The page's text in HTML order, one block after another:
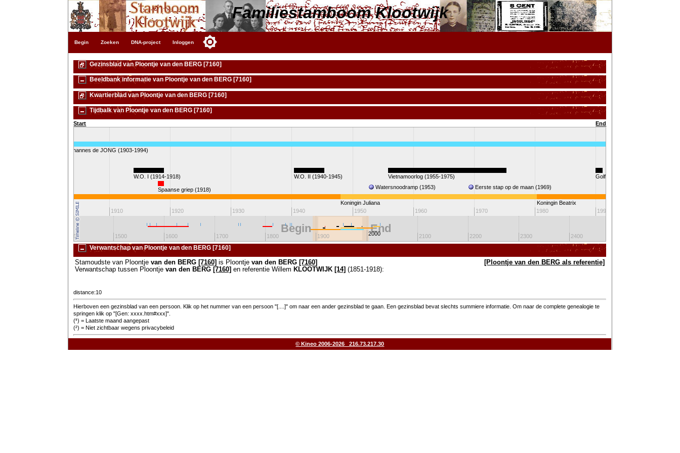
Familiestamboom Klootwijk
Begin Zoeken DNA-project Inloggen
Gezinsblad van Ploontje van den BERG [7160]
Beeldbank informatie van Ploontje van den BERG [7160]
Kwartierblad van Ploontje van den BERG [7160]
Tijdbalk van Ploontje van den BERG [7160]
Start End
1910 1920 1930 1940 1950 1960 1970 1980 1990
Golfoorlog
Koningin Beatrix
Eerste stap op de maan (1969)
Vietnamoorlog (1955-1975)
Watersnoodramp (1953)
Koningin Juliana
W.O. II (1940-1945)
Spaanse griep (1918)
W.O. I (1914-1918)
Johannes de JONG (1903-1994)
1400 1500 1600 1700 1800 1900 2000 2100 2200 2300 2400
Begin End
Verwantschap van Ploontje van den BERG [7160]
Stamoudste van Ploontjevan den BERG [7160] is Ploontjevan den BERG [7160]
Verwantschap tussen Ploontjevan den BERG [7160] en referentie Willem KLOOTWIJK [14] (1851-1918):
[Ploontje van den BERG als referentie]
distance:10
Hierboven een gezinsblad van een persoon. Klik op het nummer van een persoon "[....]" om naar een ander gezinsblad te gaan. Een gezinsblad bevat slechts summiere informatie. Om naar de complete genealogie te
springen klik op "[Gen: xxxx.htm#xxx]".
(¹) = Laatste maand aangepast
(²) = Niet zichtbaar wegens privacybeleid
© Kineo 2006-2026 216.73.217.30